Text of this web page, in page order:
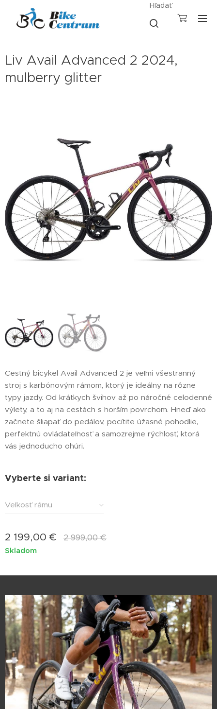
Hľadať
Liv Avail Advanced 2 2024,
mulberry glitter
Cestný bicykel Avail Advanced 2 je veľmi všestranný
stroj s karbónovým rámom, ktorý je ideálny na rôzne
typy jazdy. Od krátkych švihov až po náročné celodenné
výlety, a to aj na cestách s horším povrchom. Hneď ako
začnete šliapať do pedálov, pocítite úžasné pohodlie,
perfektnú ovládateľnosť a samozrejme rýchlosť, ktorá
vás jednoducho ohúri.
Vyberte si variant:
Veľkosť rámu
2 199,00 € 2 999,00€
Skladom